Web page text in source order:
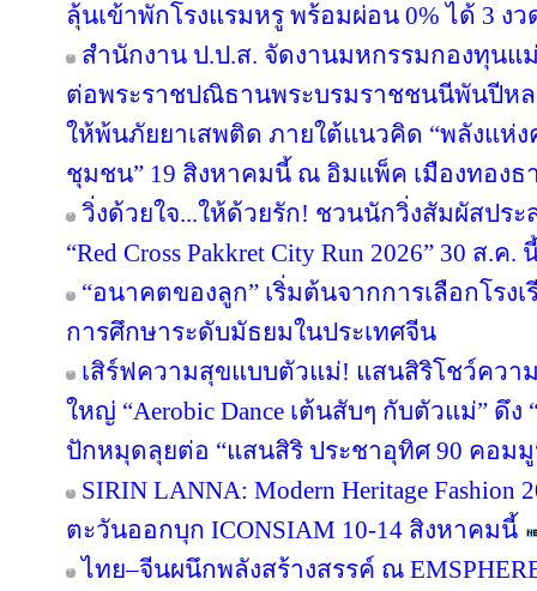
ลุ้นเข้าพักโรงแรมหรู พร้อมผ่อน 0% ได้ 3 ง
สำนักงาน ป.ป.ส. จัดงานมหกรรมกองทุนแ
ต่อพระราชปณิธานพระบรมราชชนนีพันปีห
ให้พ้นภัยยาเสพติด ภายใต้แนวคิด “พลังแห่
ชุมชน” 19 สิงหาคมนี้ ณ อิมแพ็ค เมืองทองธ
วิ่งด้วยใจ...ให้ด้วยรัก! ชวนนักวิ่งสัมผัสปร
“Red Cross Pakkret City Run 2026” 30 ส.ค.
“อนาคตของลูก” เริ่มต้นจากการเลือกโรง
การศึกษาระดับมัธยมในประเทศจีน
เสิร์ฟความสุขแบบตัวแม่! แสนสิริโชว์ความ
ใหญ่ “Aerobic Dance เต้นสับๆ กับตัวแม่” ดึ
ปักหมุดลุยต่อ “แสนสิริ ประชาอุทิศ 90 คอม
SIRIN LANNA: Modern Heritage
ตะวันออกบุก ICONSIAM 10-14 สิงหาคมนี้
ไทย–จีนผนึกพลังสร้างสรรค์ ณ